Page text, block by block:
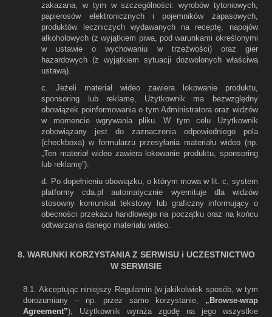
zakazana, w tym w szczególności: wyrobów tytoniowych,
papierosów elektronicznych i pojemników zapasowych,
produktów leczniczych wydawanych na receptę, napojów
alkoholowych (z wyjątkiem piwa, pod warunkami określonymi
w ustawie o wychowaniu w trzeźwości) oraz gier
hazardowych (z wyjątkiem sytuacji dozwolonych właściwą
ustawą).
c. Jeżeli materiał wideo zawiera lokowanie produktu,
sponsoring lub reklamę, Użytkownik ma bezwzględny
obowiązek poinformowania o tym Administratora oraz widzów
w momencie wgrywania pliku. W tym celu Użytkownik
zobowiązany jest do zaznaczenia odpowiedniego pola
(checkboxa) w formularzu przesyłania materiału wideo (np.
„Ten materiał wideo zawiera lokowanie produktu, sponsoring
lub reklamę”).
d. Po dopełnieniu obowiązku, o którym mowa w lit. c, system
platformy cda.pl automatycznie wyemituje dla widzów
stosowny komunikat tekstowy lub graficzny informujący o
obecności przekazu handlowego na początku oraz na końcu
odtwarzania danego materiału wideo.
8. WARUNKI KORZYSTANIA Z SERWISU i UCZESTNICTWO
W SERWISIE
8.1. Akceptując niniejszy Regulamin (w jakikolwiek sposób, w tym
dorozumiany – np. przez samo korzystanie, „Browse-wrap
Agreement”), Użytkownik wyraża zgodę na jego wszystkie